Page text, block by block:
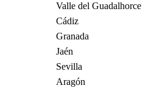
Valle del Guadalhorce
Cádiz
Granada
Jaén
Sevilla
Aragón